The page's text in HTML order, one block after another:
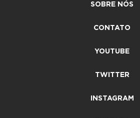
SOBRE NÓS
CONTATO
YOUTUBE
TWITTER
INSTAGRAM